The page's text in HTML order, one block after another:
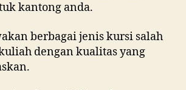
kantong anda.
berbagai jenis kursi salah
dengan kualitas yang